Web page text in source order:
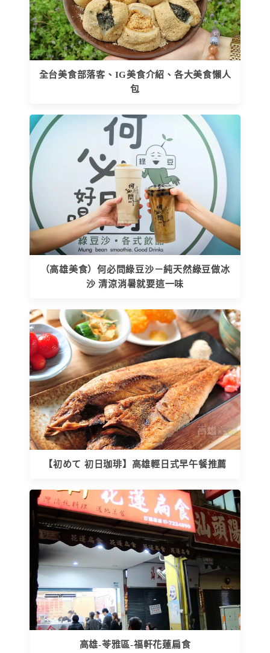
全台美食部落客、IG美食介紹、各大美食懶人
包
（高雄美食）何必問綠豆沙－純天然綠豆做冰
沙 清涼消暑就要這一味
【初めて 初日珈琲】高雄輕日式早午餐推薦
高雄-苓雅區-福軒花蓮扁食